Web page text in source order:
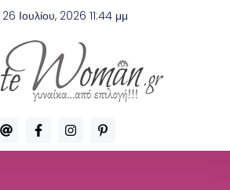
26 Ιουλίου, 2026 11:44 μμ
A
t
F
a
c
I
n
s
P
i
n